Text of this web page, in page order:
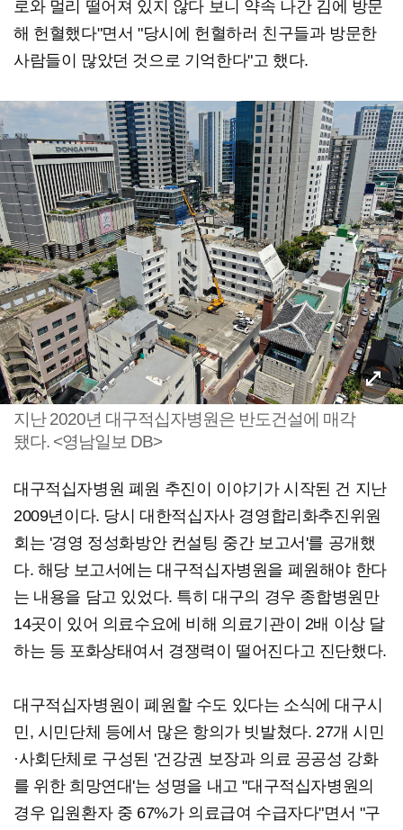
로와 멀리 떨어져 있지 않다 보니 약속 나간 김에 방문
해 헌혈했다"면서 "당시에 헌혈하러 친구들과 방문한
사람들이 많았던 것으로 기억한다"고 했다.
지난 2020년 대구적십자병원은 반도건설에 매각
됐다. <영남일보 DB>
대구적십자병원 폐원 추진이 이야기가 시작된 건 지난
2009년이다. 당시 대한적십자사 경영합리화추진위원
회는 '경영 정성화방안 컨설팅 중간 보고서'를 공개했
다. 해당 보고서에는 대구적십자병원을 폐원해야 한다
는 내용을 담고 있었다. 특히 대구의 경우 종합병원만
14곳이 있어 의료수요에 비해 의료기관이 2배 이상 달
하는 등 포화상태여서 경쟁력이 떨어진다고 진단했다.
대구적십자병원이 폐원할 수도 있다는 소식에 대구시
민, 시민단체 등에서 많은 항의가 빗발쳤다. 27개 시민
·사회단체로 구성된 '건강권 보장과 의료 공공성 강화
를 위한 희망연대'는 성명을 내고 "대구적십자병원의
경우 입원환자 중 67%가 의료급여 수급자다"면서 "구